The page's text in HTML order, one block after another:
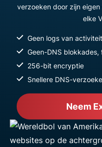
verzoeken door zijn
elke
Geen logs van
Geen-DNS
256-bit encryptie
Snellere DNS-
Neem